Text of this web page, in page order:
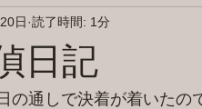
日記
日 読了時間: 1分
通しで決着が着いたの